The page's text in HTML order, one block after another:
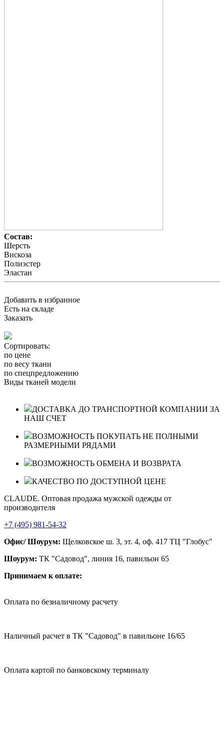
Состав:
Шерсть
Вискоза
Полиэстер
Эластан
Добавить в избранное
Есть на складе
Заказать
Сортировать:
по цене
по весу ткани
по спецпредложению
Виды тканей модели
ДОСТАВКА ДО ТРАНСПОРТНОЙ КОМПАНИИ ЗА
НАШ СЧЕТ
ВОЗМОЖНОСТЬ ПОКУПАТЬ НЕ ПОЛНЫМИ
РАЗМЕРНЫМИ РЯДАМИ
ВОЗМОЖНОСТЬ ОБМЕНА И ВОЗВРАТА
КАЧЕСТВО ПО ДОСТУПНОЙ ЦЕНЕ
CLAUDE. Оптовая продажа мужской одежды от
производителя
+7 (495) 981-54-32
Офис/ Шоурум: Щелковское ш. 3, эт. 4, оф. 417 ТЦ "Глобус"
Шоурум: ТК "Садовод", линия 16, павильон 65
Принимаем к оплате:
Оплата по безналичному расчету
Наличный расчет в ТК "Садовод" в павильоне 16/65
Оплата картой по банковскому терминалу